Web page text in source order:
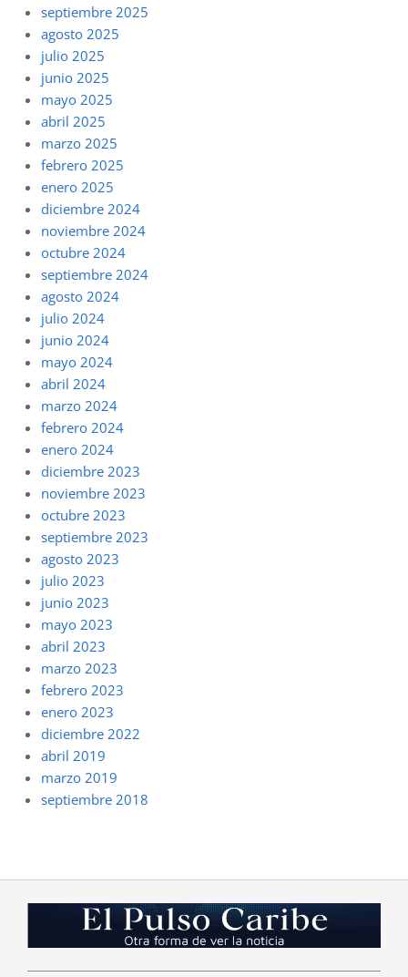
septiembre 2025
agosto 2025
julio 2025
junio 2025
mayo 2025
abril 2025
marzo 2025
febrero 2025
enero 2025
diciembre 2024
noviembre 2024
octubre 2024
septiembre 2024
agosto 2024
julio 2024
junio 2024
mayo 2024
abril 2024
marzo 2024
febrero 2024
enero 2024
diciembre 2023
noviembre 2023
octubre 2023
septiembre 2023
agosto 2023
julio 2023
junio 2023
mayo 2023
abril 2023
marzo 2023
febrero 2023
enero 2023
diciembre 2022
abril 2019
marzo 2019
septiembre 2018